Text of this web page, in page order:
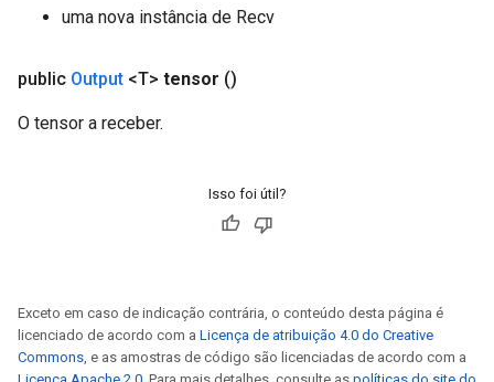
uma nova instância de Recv
public Output <T> tensor ()
O tensor a receber.
Isso foi útil?
Exceto em caso de indicação contrária, o conteúdo desta página é
licenciado de acordo com a Licença de atribuição 4.0 do Creative
Commons, e as amostras de código são licenciadas de acordo com a